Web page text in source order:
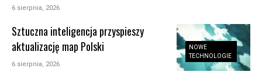
6 sierpnia, 2026
NOWE
TECHNOLOGIE
Sztuczna inteligencja przyspieszy
aktualizację map Polski
6 sierpnia, 2026